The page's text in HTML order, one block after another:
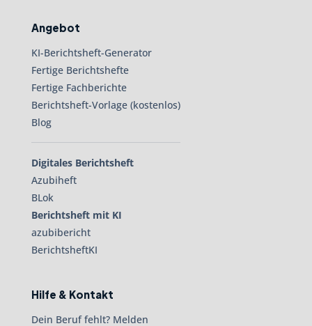
Angebot
KI-Berichtsheft-Generator
Fertige Berichtshefte
Fertige Fachberichte
Berichtsheft-Vorlage (kostenlos)
Blog
Digitales Berichtsheft
Azubiheft
BLok
Berichtsheft mit KI
azubibericht
BerichtsheftKI
Hilfe & Kontakt
Dein Beruf fehlt? Melden